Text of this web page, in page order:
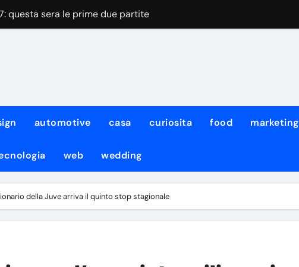
questa sera le prime due partite
Venerato: “C’è già l’accordo verbale con l’agente”
accordo totale con il Chelsea, le cifre
scalda: il belga apre alla destinazione
Napoli passa ai Los Angeles Galaxy
confermato in U21, si cambia in U19
automotive casa curiosita food marketing
web wedding
della Juve arriva il quinto stop stagionale